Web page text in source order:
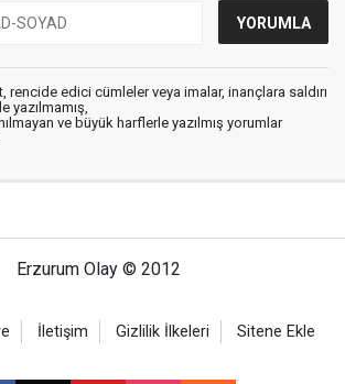
rencide edici cümleler veya imalar, inançlara saldırı
yazılmamış,
ve büyük harflerle yazılmış yorumlar
Erzurum Olay © 2012
İletişim Gizlilik İlkeleri Sitene Ekle